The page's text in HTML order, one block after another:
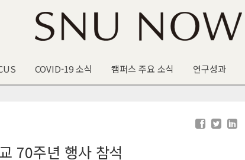
COVID-19 소식 캠퍼스 주요 소식 연구성과
70주년 행사 참석